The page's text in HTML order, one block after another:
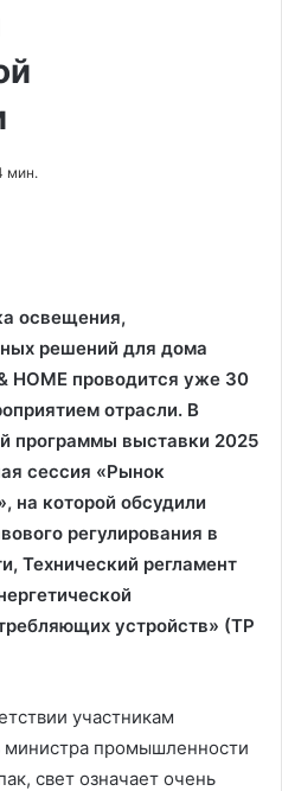
мин.
освещения,
решений для дома
HOME проводится уже 30
отрасли. В
программы выставки 2025
сессия «Рынок
на которой обсудили
регулирования в
Технический регламент
устройств» (ТР
участникам
министра промышленности
свет означает очень